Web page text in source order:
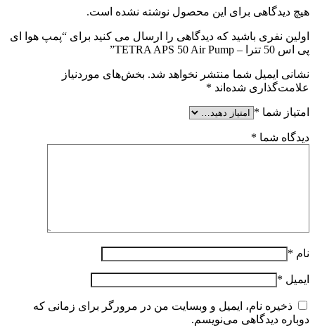
هیچ دیدگاهی برای این محصول نوشته نشده است.
اولین نفری باشید که دیدگاهی را ارسال می کنید برای “پمپ هوا ای
پی اس 50 تترا – TETRA APS 50 Air Pump”
نشانی ایمیل شما منتشر نخواهد شد. بخش‌های موردنیاز
علامت‌گذاری شده‌اند *
امتیاز شما *
دیدگاه شما *
نام *
ایمیل *
ذخیره نام، ایمیل و وبسایت من در مرورگر برای زمانی که
دوباره دیدگاهی می‌نویسم.